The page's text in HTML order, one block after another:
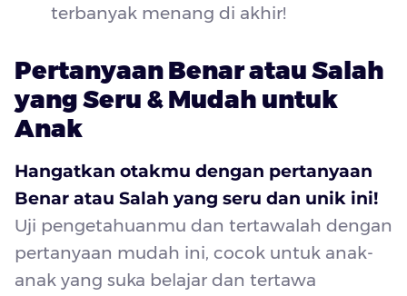
terbanyak menang di akhir!
Pertanyaan Benar atau Salah
yang Seru & Mudah untuk
Anak
Hangatkan otakmu dengan pertanyaan
Benar atau Salah yang seru dan unik ini!
Uji pengetahuanmu dan tertawalah dengan
pertanyaan mudah ini, cocok untuk anak-
anak yang suka belajar dan tertawa